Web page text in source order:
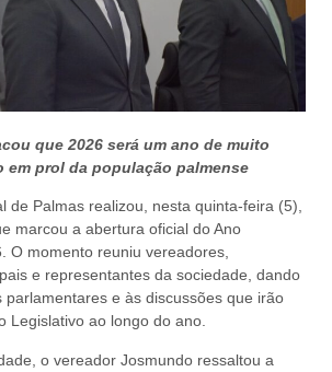
que 2026 será um ano de muito
em prol da população palmense
de Palmas realizou, nesta quinta-feira (5),
marcou a abertura oficial do Ano
O momento reuniu vereadores,
e representantes da sociedade, dando
parlamentares e às discussões que irão
Legislativo ao longo do ano.
o vereador Josmundo ressaltou a